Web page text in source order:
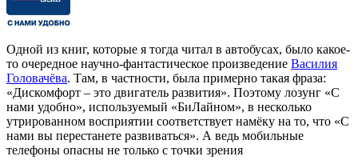
Одной из книг, которые я тогда читал в автобусах, было какое-
то очередное научно-фантастическое произведение Василия
Головачёва. Там, в частности, была примерно такая фраза:
«Дискомфорт – это двигатель развития». Поэтому лозунг «С
нами удобно», используемый «БиЛайном», в несколько
утрированном восприятии соответствует намёку на то, что «С
нами вы перестанете развиваться». А ведь мобильные
телефоны опасны не только с точки зрения